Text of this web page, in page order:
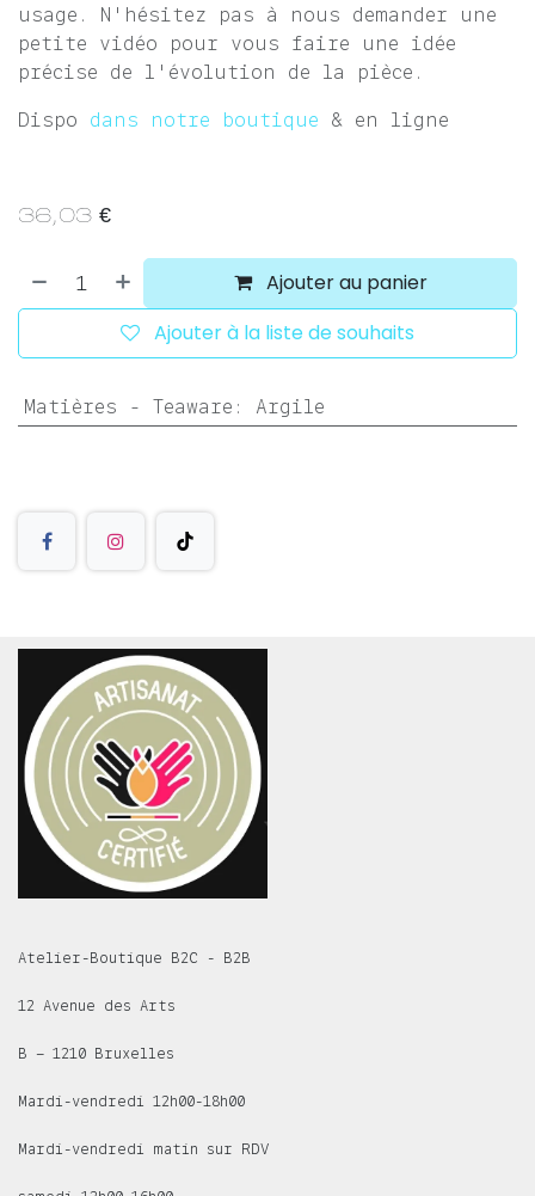
usage. N'hésitez pas à nous demander une
petite vidéo pour vous faire une idée
précise de l'évolution de la pièce.
Dispo dans notre boutique & en ligne
36,03 €
Ajouter au panier
Ajouter à la liste de souhaits
Matières - Teaware : Argile
Atelier-Boutique B2C - B2B
12 Avenue des Arts
B – 1210 Bruxelles
Mardi-vendredi 12h00-18h00
Mardi-vendredi matin sur RDV